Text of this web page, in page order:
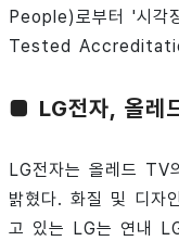
People)로부터 '시각
Tested
■ LG전자, 올레
LG전자는 올레드 TV
밝혔다. 화질 및 디자
고 있는 LG는 연내